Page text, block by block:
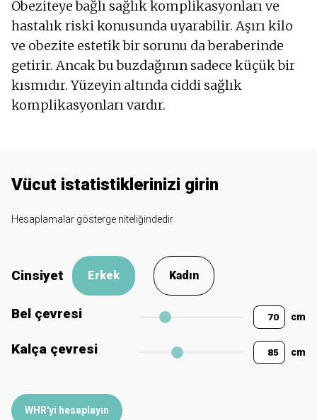
Obeziteye bağlı sağlık komplikasyonları ve
hastalık riski konusunda uyarabilir. Aşırı kilo
ve obezite estetik bir sorunu da beraberinde
getirir. Ancak bu buzdağının sadece küçük bir
kısmıdır. Yüzeyin altında ciddi sağlık
komplikasyonları vardır.
Vücut istatistiklerinizi girin
Hesaplamalar gösterge niteliğindedir
Cinsiyet Erkek Kadın
Bel çevresi cm
Kalça çevresi cm
WHR'yi hesaplayın